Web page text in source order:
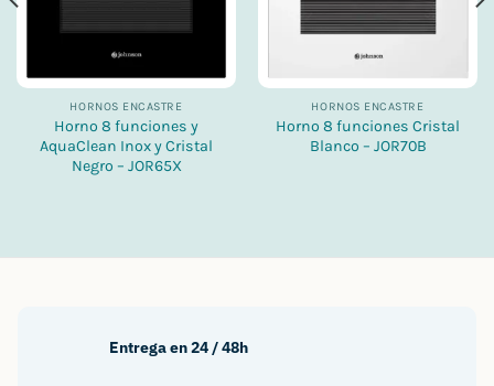
HORNOS ENCASTRE
Horno 8 funciones y
AquaClean Inox y Cristal
Negro – JOR65X
HORNOS ENCASTRE
Horno 8 funciones Cristal
Blanco – JOR70B
Entrega en 24 / 48h